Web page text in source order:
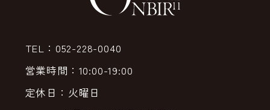
TEL：052-228-0040
営業時間：10:00-19:00
定休日：火曜日